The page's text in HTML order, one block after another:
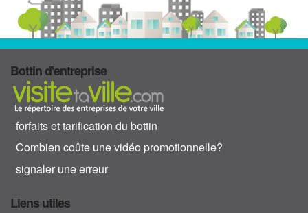
Bottin d'entreprise
forfaits et tarification du bottin
Combien coûte une vidéo promotionnelle?
signaler une erreur
Liens utiles